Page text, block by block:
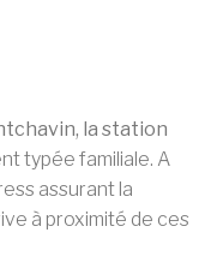
la station
typée familiale. A
assurant la
à proximité de ces